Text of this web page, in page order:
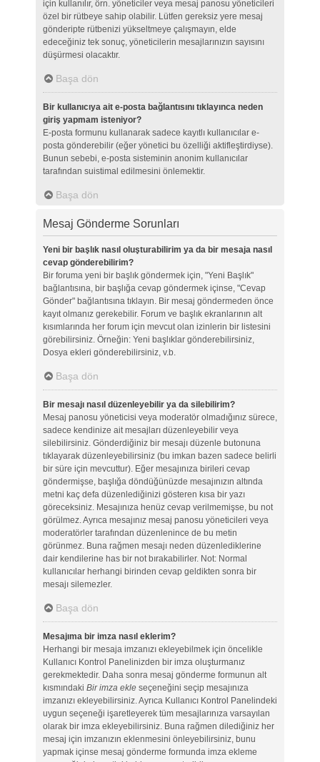
için kullanılır, örn. yöneticiler veya mesaj panosu yöneticileri
özel bir rütbeye sahip olabilir. Lütfen gereksiz yere mesaj
gönderipte rütbenizi yükseltmeye çalışmayın, elde
edeceğiniz tek sonuç, yöneticilerin mesajlarınızın sayısını
düşürmesi olacaktır.
Başa dön
Bir kullanıcıya ait e-posta bağlantısını tıklayınca neden
giriş yapmam isteniyor?
E-posta formunu kullanarak sadece kayıtlı kullanıcılar e-
posta gönderebilir (eğer yönetici bu özelliği aktifleştirdiyse).
Bunun sebebi, e-posta sisteminin anonim kullanıcılar
tarafından suistimal edilmesini önlemektir.
Başa dön
Mesaj Gönderme Sorunları
Yeni bir başlık nasıl oluşturabilirim ya da bir mesaja nasıl
cevap gönderebilirim?
Bir foruma yeni bir başlık göndermek için, "Yeni Başlık"
bağlantısına, bir başlığa cevap göndermek içinse, "Cevap
Gönder" bağlantısına tıklayın. Bir mesaj göndermeden önce
kayıt olmanız gerekebilir. Forum ve başlık ekranlarının alt
kısımlarında her forum için mevcut olan izinlerin bir listesini
görebilirsiniz. Örneğin: Yeni başlıklar gönderebilirsiniz,
Dosya ekleri gönderebilirsiniz, v.b.
Başa dön
Bir mesajı nasıl düzenleyebilir ya da silebilirim?
Mesaj panosu yöneticisi veya moderatör olmadığınız sürece,
sadece kendinize ait mesajları düzenleyebilir veya
silebilirsiniz. Gönderdiğiniz bir mesajı düzenle butonuna
tıklayarak düzenleyebilirsiniz (bu imkan bazen sadece belirli
bir süre için mevcuttur). Eğer mesajınıza birileri cevap
göndermişse, başlığa döndüğünüzde mesajınızın altında
metni kaç defa düzenlediğinizi gösteren kısa bir yazı
göreceksiniz. Mesajınıza henüz cevap verilmemişse, bu not
görülmez. Ayrıca mesajınız mesaj panosu yöneticileri veya
moderatörler tarafından düzenlenince de bu metin
görünmez. Buna rağmen mesajı neden düzenlediklerine
dair kendilerine has bir not bırakabilirler. Not: Normal
kullanıcılar herhangi birinden cevap geldikten sonra bir
mesajı silemezler.
Başa dön
Mesajıma bir imza nasıl eklerim?
Herhangi bir mesaja imzanızı ekleyebilmek için öncelikle
Kullanıcı Kontrol Panelinizden bir imza oluşturmanız
gerekmektedir. Daha sonra mesaj gönderme formunun alt
kısmındaki Bir imza ekleseçeneğini seçip mesajınıza
imzanızı ekleyebilirsiniz. Ayrıca Kullanıcı Kontrol Panelindeki
uygun seçeneği işaretleyerek tüm mesajlarınıza varsayılan
olarak bir imza ekleyebilirsiniz. Buna rağmen dilediğiniz her
mesaj için imzanızın eklenmesini önleyebilirsiniz, bunu
yapmak içinse mesaj gönderme formunda imza ekleme